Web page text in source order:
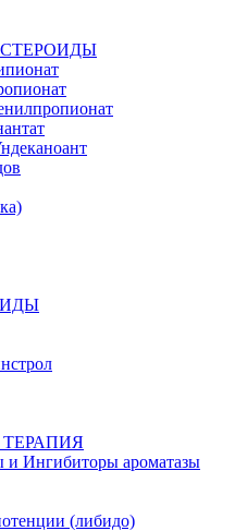
и Ингибиторы ароматазы
(либидо)